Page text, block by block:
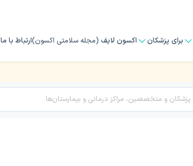
برای پزشکان اکسون لایف (مجله سلامتی اکسون)ارتباط با ما